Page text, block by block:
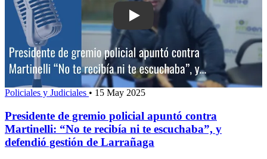
Play: Presidente de gremio policial
Policiales y Judiciales • 15 May 2025
Presidente de gremio policial apuntó contra
Martinelli: “No te recibía ni te escuchaba”, y
defendió gestión de Larrañaga